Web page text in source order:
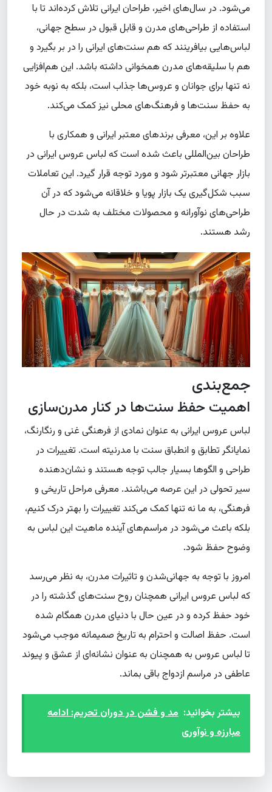
می‌شود. در سال‌های اخیر، طراحان ایرانی تلاش کرده‌اند تا با
استفاده از طراحی‌های مدرن و قابل قبول در سطح جهانی،
لباس‌هایی بیافرینند که هم سنت‌های ایرانی را در بر بگیرد و
هم با سلیقه‌های مدرن همخوانی داشته باشد. این هم‌افزایی
نه تنها برای جوانان و عروس‌ها جذاب است، بلکه به نوبه خود
به حفظ سنت‌ها و فرهنگ‌های محلی نیز کمک می‌کند.
علاوه بر این، معرفی برندهای معتبر ایرانی و همکاری با
طراحان بین‌المللی باعث شده است که لباس عروس ایرانی در
بازار جهانی معتبرتر شود و مورد توجه قرار گیرد. این تعاملات
سبب شکل‌گیری یک بازار پویا و خلاقانه می‌شود که در آن
طراحی‌های نوآورانه و محصولات مختلف به شدت در حال
رشد هستند.
جمع‌بندی
اهمیت حفظ سنت‌ها در کنار مدرن‌سازی
لباس عروس ایرانی به عنوان نمادی از فرهنگی غنی و رنگارنگ،
نمایانگر تطابق و انطباق سنت با مدرنیته است. تغییرات در
طراحی و الگوها بسیار جالب توجه هستند و نشان‌دهنده
سیر تحولی در این عرصه می‌باشند. معرفی مراحل تاریخی و
فرهنگی، به ما نه تنها کمک می‌کند تغییرات را بهتر درک کنیم،
بلکه باعث می‌شود در مراسم‌های آینده ماهیت این لباس به
وضوح حفظ شود.
امروز با توجه به جهانی‌شدن و تاثیرات مدرن، به نظر می‌رسد
که لباس عروس ایرانی همچنان روح سنت‌های گذشته را در
خود حفظ کرده و در عین حال با دنیای مدرن همگام شده
است. حفظ اصالت و احترام به تاریخ صمیمانه موجب می‌شود
تا لباس عروس به همچنان به عنوان نشانه‌ای از عشق و پیوند
عاطفی در مراسم ازدواج باقی بماند.
بیشتر بخوانید: مد و فشن در دوران تحریم: ادامه
مبارزه و نوآوری